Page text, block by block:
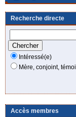
Recherche directe
Intéressé(e)
Mère, conjoint,
Accès membres